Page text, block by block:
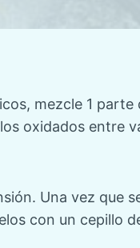
mezcle 1 parte
oxidados entre
Una vez que
con un cepillo